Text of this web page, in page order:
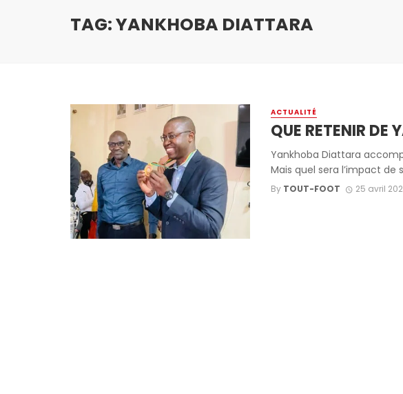
TAG: YANKHOBA DIATTARA
ACTUALITÉ
QUE RETENIR DE
Yankhoba Diattara
Mais quel sera l’impact de
By TOUT-FOOT 25 avril